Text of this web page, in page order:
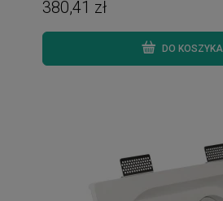
380,41 zł
DO KOSZYKA